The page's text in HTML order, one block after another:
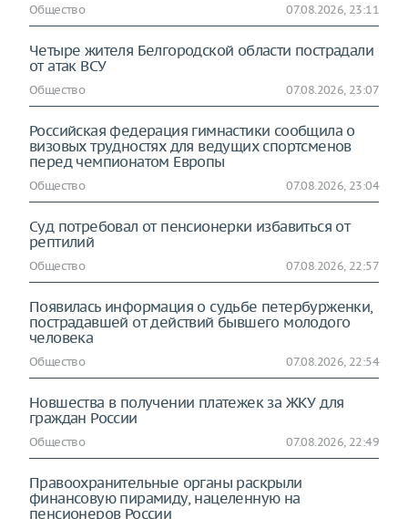
Общество 07.08.2026, 23:11
Четыре жителя Белгородской области пострадали
от атак ВСУ
Общество 07.08.2026, 23:07
Российская федерация гимнастики сообщила о
визовых трудностях для ведущих спортсменов
перед чемпионатом Европы
Общество 07.08.2026, 23:04
Суд потребовал от пенсионерки избавиться от
рептилий
Общество 07.08.2026, 22:57
Появилась информация о судьбе петербурженки,
пострадавшей от действий бывшего молодого
человека
Общество 07.08.2026, 22:54
Новшества в получении платежек за ЖКУ для
граждан России
Общество 07.08.2026, 22:49
Правоохранительные органы раскрыли
финансовую пирамиду, нацеленную на
пенсионеров России